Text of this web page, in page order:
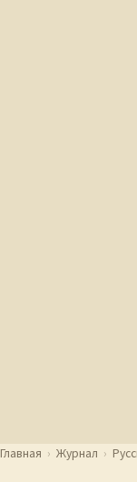
Главная › Журнал ›